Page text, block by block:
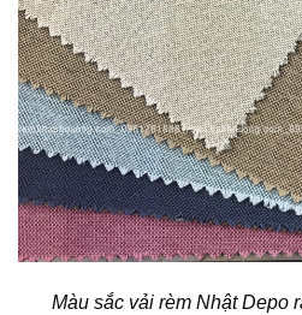
Màu sắc vải rèm Nhật Depo